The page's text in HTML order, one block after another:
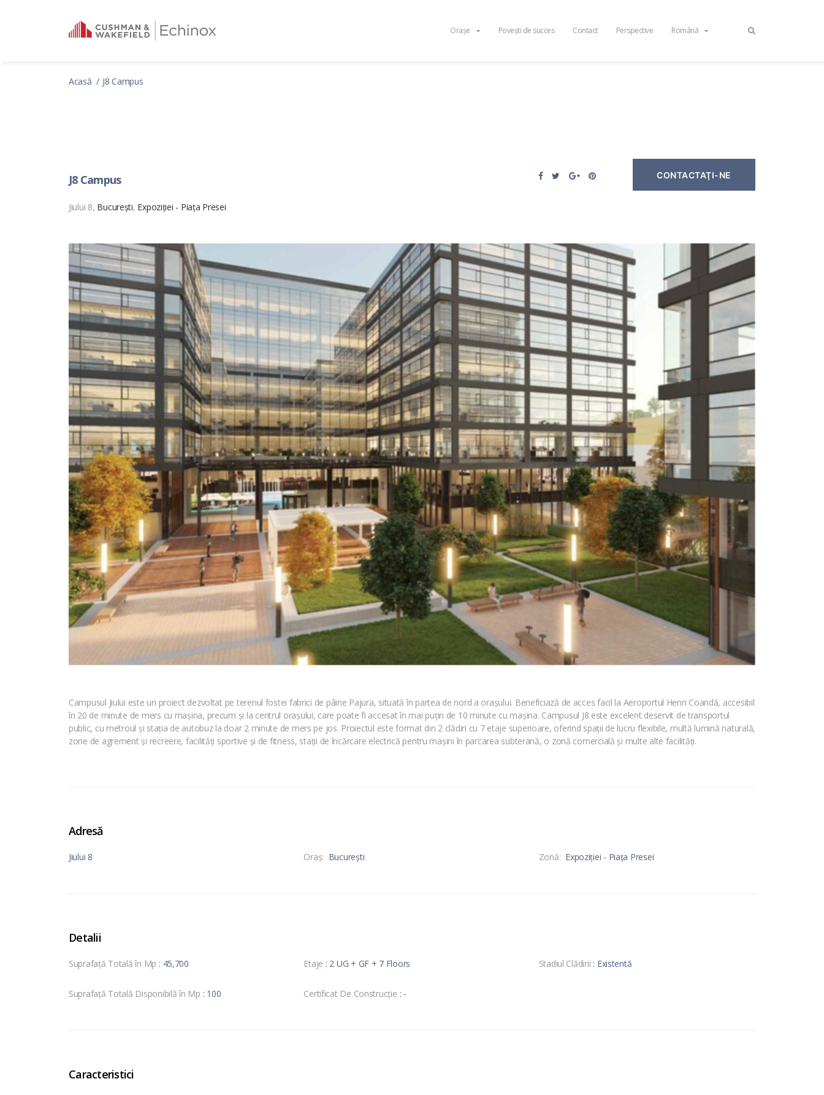
Orașe Povești de succes Contact Perspective Română
Acasă J8 Campus
J8 Campus
Jiului 8, București, Expoziției - Piața Presei
CONTACTAŢI-NE
Campusul Jiului este un proiect dezvoltat pe terenul fostei fabrici de pâine Pajura, situată în partea de nord a orașului. Beneficiază de acces facil la Aeroportul Henri Coandă, accesibil
în 20 de minute de mers cu mașina, precum și la centrul orașului, care poate fi accesat în mai puțin de 10 minute cu mașina. Campusul J8 este excelent deservit de transportul
public, cu metroul și stația de autobuz la doar 2 minute de mers pe jos. Proiectul este format din 2 clădiri cu 7 etaje superioare, oferind spații de lucru flexibile, multă lumină naturală,
zone de agrement și recreere, facilități sportive și de fitness, stații de încărcare electrică pentru mașini în parcarea subterană, o zonă comercială și multe alte facilități.
Adresă
Jiului 8 Oraş: București Zonă: Expoziției - Piața Presei
Detalii
Suprafață Totală în Mp : 45,700 Etaje : 2 UG + GF + 7 Floors Stadiul Clădirii : Existentă
Suprafață Totală Disponibilă în Mp : 100 Certificat De Construcție : -
Caracteristici